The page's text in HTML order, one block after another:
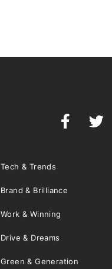
Tech & Trends
Brand & Brilliance
Work & Winning
Drive & Dreams
Green & Generation